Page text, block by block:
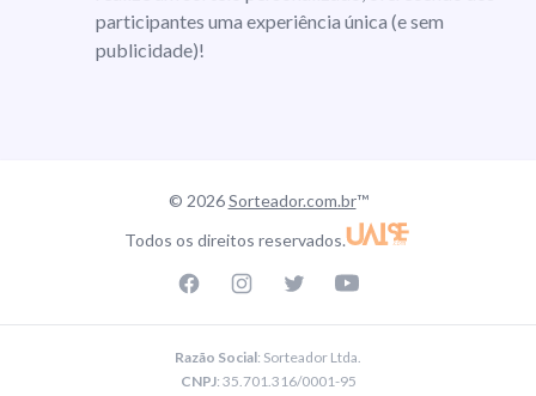
participantes uma experiência única (e sem
publicidade)!
© 2026Sorteador.com.br™
Todos os direitos reservados.
Razão Social: Sorteador Ltda.
CNPJ: 35.701.316/0001-95